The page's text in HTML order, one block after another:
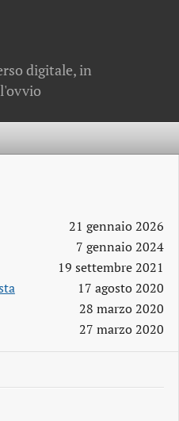
digitale, in
21 gennaio 2026
7 gennaio 2024
19 settembre 2021
17 agosto 2020
28 marzo 2020
27 marzo 2020